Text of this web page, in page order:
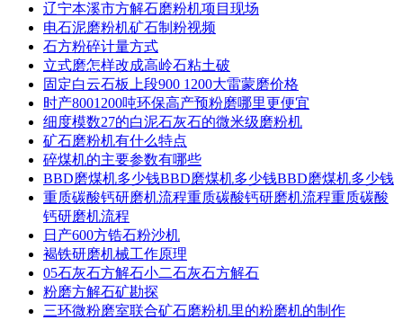
辽宁本溪市方解石磨粉机项目现场
电石泥磨粉机矿石制粉视频
石方粉碎计量方式
立式磨怎样改成高岭石粘土破
固定白云石板上段900 1200大雷蒙磨价格
时产8001200吨环保高产预粉磨哪里更便宜
细度模数27的白泥石灰石的微米级磨粉机
矿石磨粉机有什么特点
碎煤机的主要参数有哪些
BBD磨煤机多少钱BBD磨煤机多少钱BBD磨煤机多少钱
重质碳酸钙研磨机流程重质碳酸钙研磨机流程重质碳酸
钙研磨机流程
日产600方锆石粉沙机
褐铁研磨机械工作原理
05石灰石方解石小二石灰石方解石
粉磨方解石矿勘探
三环微粉磨室联合矿石磨粉机里的粉磨机的制作